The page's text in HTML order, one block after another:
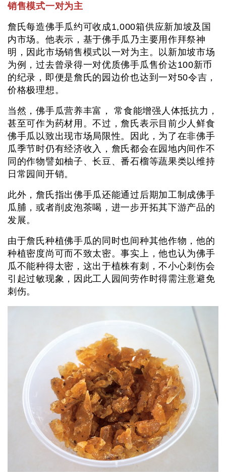
销售模式一对为主
詹氏每造佛手瓜约可收成1,000箱供应新加坡及国
内市场。他表示，基于佛手瓜乃主要用作拜祭神
明，因此市场销售模式以一对为主。以新加坡市场
为例，过去曾录得一对优质佛手瓜售价达100新币
的纪录，即便是詹氏的园边价也达到一对50令吉，
价格极理想。
当然，佛手瓜营养丰富， 常食能增强人体抵抗力，
甚至可作为药材用。不过，詹氏表示目前少人鲜食
佛手瓜以致出现市场局限性。因此，为了在非佛手
瓜季节时仍有经济收入，詹氏都会在园地内间作不
同的作物譬如柚子、长豆、番石榴等蔬果类以维持
日常园间开销。
此外，詹氏指出佛手瓜还能通过后期加工制成佛手
瓜脯，或者削皮泡茶喝，进一步开拓其下游产品的
发展。
由于詹氏种植佛手瓜的同时也间种其他作物，他的
种植密度尚可而不致太密。事实上，他也认为佛手
瓜不能种得太密，这出于植株有刺，不小心刺伤会
引起过敏现象，因此工人园间劳作时得需注意避免
刺伤。